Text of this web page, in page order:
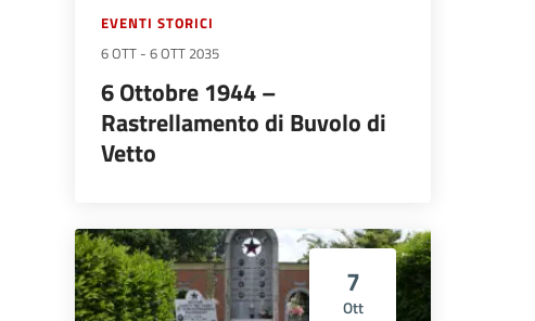
EVENTI STORICI
6 OTT - 6 OTT 2035
6 Ottobre 1944 –
Rastrellamento di Buvolo di
Vetto
7
Ott